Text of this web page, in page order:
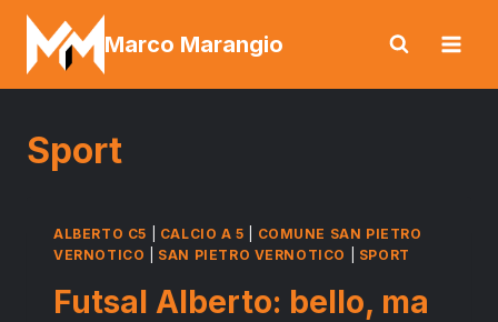
Salta
contenuto
Marco Marangio
Sport
ALBERTO C5 CALCIO A 5
COMUNE SAN PIETRO
VERNOTICO
SAN PIETRO VERNOTICO SPORT
Futsal Alberto: bello, ma